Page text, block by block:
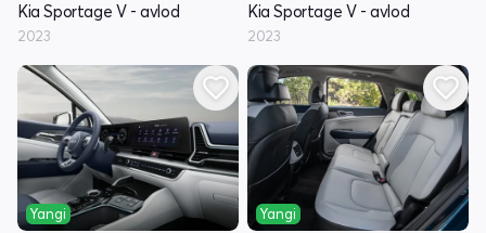
Kia Sportage V - avlod
2023
Kia Sportage V - avlod
2023
Yangi Yangi